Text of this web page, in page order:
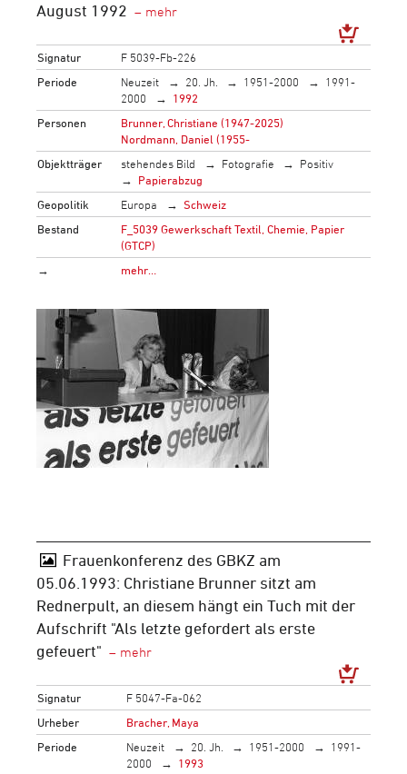
August 1992
Signatur
F 5039-Fb-226
Periode
Neuzeit 20. Jh. 1951-2000
1991-
2000
1992
Personen
Brunner, Christiane (1947-2025)
Nordmann, Daniel (1955-
Objektträger
stehendes Bild Fotografie
Positiv
Papierabzug
Geopolitik
Europa
Schweiz
Bestand
F_5039 Gewerkschaft Textil, Chemie, Papier
(GTCP)
→
mehr…
Frauenkonferenz des GBKZ am
05.06.1993: Christiane Brunner sitzt am
Rednerpult, an diesem hängt ein Tuch mit der
Aufschrift "Als letzte gefordert als erste
gefeuert"
Signatur
F 5047-Fa-062
Urheber
Bracher, Maya
Periode
Neuzeit 20. Jh. 1951-2000
1991-
2000
1993